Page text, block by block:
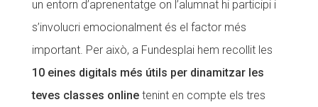
un entorn d’aprenentatge on l’alumnat hi participi i
s’involucri emocionalment és el factor més
important. Per això, a Fundesplai hem recollit les
10 eines digitals més útils per dinamitzar les
teves classes onlinetenint en compte els tres
Fes un donatiu
Fes un donatiu